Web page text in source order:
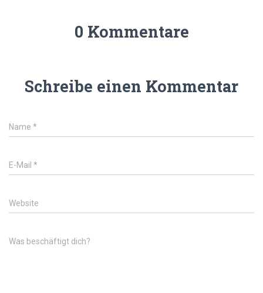
0 Kommentare
Schreibe einen Kommentar
Name *
E-Mail *
Website
Was beschäftigt dich?